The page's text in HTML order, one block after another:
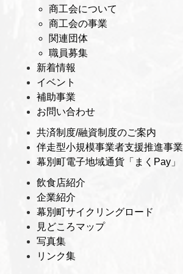
商工会について
商工会の事業
関連団体
職員募集
新着情報
イベント
補助事業
お問い合わせ
共済制度/融資制度のご案内
伴走型小規模事業者支援推進事業
幕別町電子地域通貨「まくPay」
飲食店紹介
企業紹介
幕別町サイクリングロード
見どころマップ
写真集
リンク集